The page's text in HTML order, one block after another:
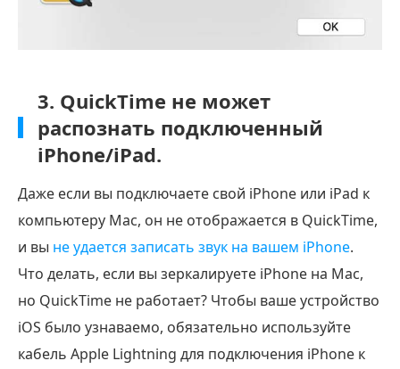
3. QuickTime не может
распознать подключенный
iPhone/iPad.
Даже если вы подключаете свой iPhone или iPad к
компьютеру Mac, он не отображается в QuickTime,
и вы не удается записать звук на вашем iPhone.
Что делать, если вы зеркалируете iPhone на Mac,
но QuickTime не работает? Чтобы ваше устройство
iOS было узнаваемо, обязательно используйте
кабель Apple Lightning для подключения iPhone к